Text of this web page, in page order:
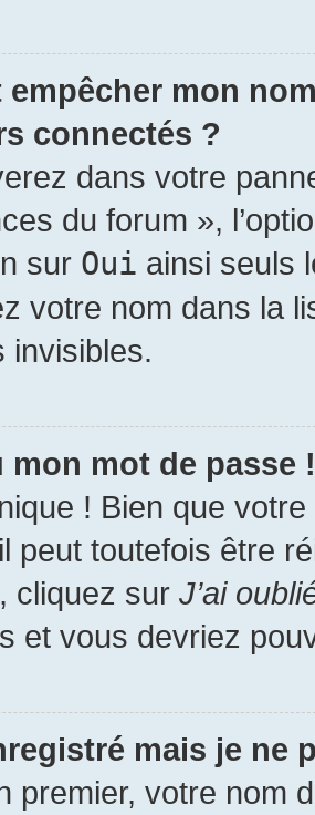
empêcher mon
connectés ?
dans votre
du forum »,
sur Oui ainsi seuls
votre nom dans la
invisibles.
mon mot de passe !
! Bien que
peut toutefois être
cliquez sur J’ai
et vous devriez
mais je ne
premier, votre nom